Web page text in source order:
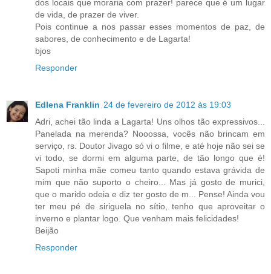
dos locais que moraria com prazer! parece que é um lugar
de vida, de prazer de viver.
Pois continue a nos passar esses momentos de paz, de
sabores, de conhecimento e de Lagarta!
bjos
Responder
Edlena Franklin 24 de fevereiro de 2012 às 19:03
Adri, achei tão linda a Lagarta! Uns olhos tão expressivos...
Panelada na merenda? Nooossa, vocês não brincam em
serviço, rs. Doutor Jivago só vi o filme, e até hoje não sei se
vi todo, se dormi em alguma parte, de tão longo que é!
Sapoti minha mãe comeu tanto quando estava grávida de
mim que não suporto o cheiro... Mas já gosto de murici,
que o marido odeia e diz ter gosto de m... Pense! Ainda vou
ter meu pé de siriguela no sítio, tenho que aproveitar o
inverno e plantar logo. Que venham mais felicidades!
Beijão
Responder